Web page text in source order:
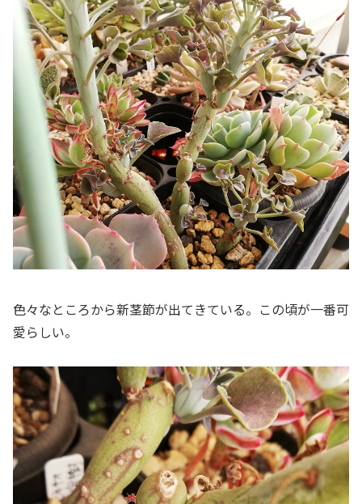
色々なところから新茎節が出てきている。この頃が一番可
愛らしい。